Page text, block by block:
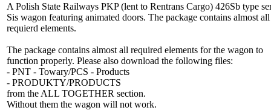
A Polish State Railways PKP (lent to Rentrans Cargo) 426Sb type
Sis wagon featuring animated doors. The package contains almost all
requierd elements.
The package contains almost all required elements for the wagon to
function properly. Please also download the following files:
- PNT - Towary/PCS - Products
- PRODUKTY/PRODUCTS
from the ALL TOGETHER section.
Without them the wagon will not work.